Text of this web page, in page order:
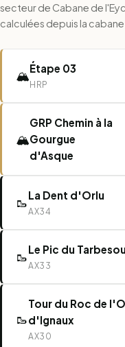
secteur de Cabane de
calculées depuis la cabane.
🏔️Étape 03
HRP
🏔️
GRP Chemin à la
Gourgue
d'Asque
🥾La Dent d'Orlu
AX34
🥾Le Pic du Tarbesou
AX33
🥾
Tour du Roc de
d'Ignaux
AX30